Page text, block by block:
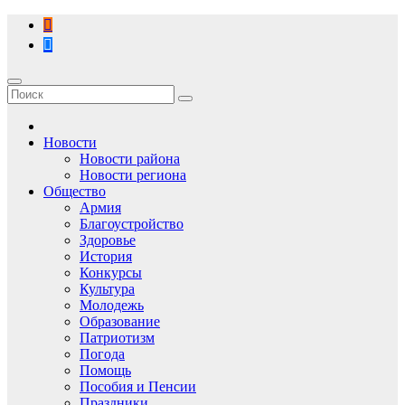
Перейти
содержимому
Новости
Новости района
Новости региона
Общество
Армия
Благоустройство
Здоровье
История
Конкурсы
Культура
Молодежь
Образование
Патриотизм
Погода
Помощь
Пособия и Пенсии